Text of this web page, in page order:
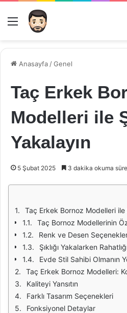
Menü
Anasayfa /Genel
Taç Erkek
Modelleri ile
Yakalayın
5 Şubat 2025 3 dakika okuma
Taç Erkek Bornoz Modelleri ile
Taç Bornoz Modellerinin
Renk ve Desen
Şıklığı Yakalarken
Evde Stil Sahibi Olmanın
Taç Erkek Bornoz Modelleri:
Kaliteyi Yansıtın
Farklı Tasarım Seçenekleri
Fonksiyonel Detaylar